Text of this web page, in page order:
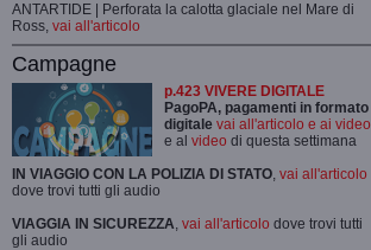
ANTARTIDE | Perforata la calotta glaciale nel Mare di
Ross, vai all'articolo
Campagne
p.423 VIVERE DIGITALE
PagoPA, pagamenti in formato
digitale vai all'articolo e ai video
e al video di questa settimana
IN VIAGGIO CON LA POLIZIA DI STATO, vai all'articolo
dove trovi tutti gli audio
VIAGGIA IN SICUREZZA, vai all'articolo dove trovi tutti
gli audio